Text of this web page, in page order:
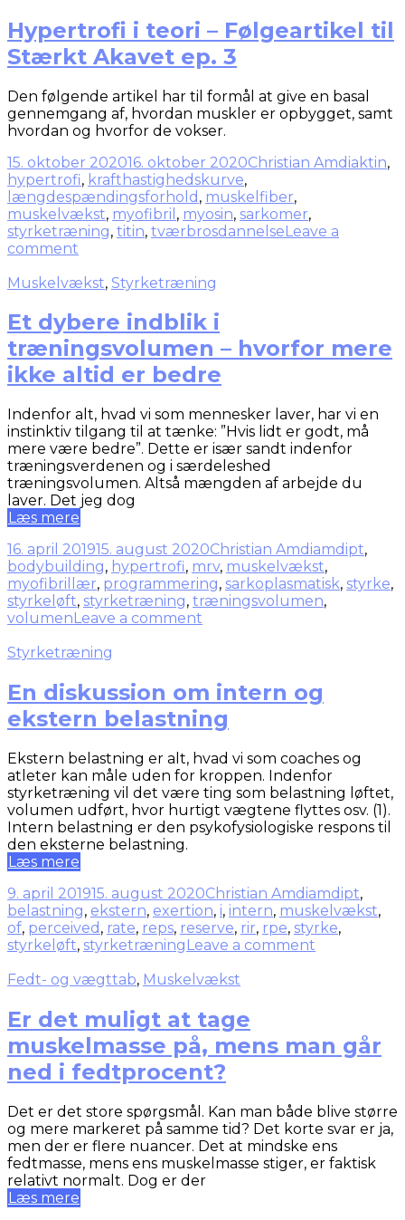
Hypertrofi i teori – Følgeartikel til
Stærkt Akavet ep. 3
Den følgende artikel har til formål at give en basal
gennemgang af, hvordan muskler er opbygget, samt
hvordan og hvorfor de vokser.
15. oktober 202016. oktober 2020Christian Amdiaktin,
hypertrofi, krafthastighedskurve,
længdespændingsforhold , muskelfiber,
muskelvækst, myofibril , myosin, sarkomer,
styrketræning, titin, tværbrosdannelseLeave a
comment
Muskelvækst, Styrketræning
Et dybere indblik i
træningsvolumen – hvorfor mere
ikke altid er bedre
Indenfor alt, hvad vi som mennesker laver, har vi en
instinktiv tilgang til at tænke: ”Hvis lidt er godt, må
mere være bedre”. Dette er især sandt indenfor
træningsverdenen og i særdeleshed
træningsvolumen. Altså mængden af arbejde du
laver. Det jeg dog
Læs mere
16. april 201915. august 2020Christian Amdiamdipt,
bodybuilding, hypertrofi, mrv, muskelvækst,
myofibrillær, programmering, sarkoplasmatisk, styrke,
styrkeløft, styrketræning, træningsvolumen,
volumen Leave a comment
Styrketræning
En diskussion om intern og
ekstern belastning
Ekstern belastning er alt, hvad vi som coaches og
atleter kan måle uden for kroppen. Indenfor
styrketræning vil det være ting som belastning løftet,
volumen udført, hvor hurtigt vægtene flyttes osv. (1).
Intern belastning er den psykofysiologiske respons til
den eksterne belastning.
Læs mere
9. april 201915. august 2020Christian Amdiamdipt,
belastning, ekstern, exertion, i, intern, muskelvækst,
of, perceived , rate, reps, reserve, rir, rpe, styrke,
styrkeløft, styrketræning Leave a comment
Fedt- og vægttab, Muskelvækst
Er det muligt at tage
muskelmasse på, mens man går
ned i fedtprocent?
Det er det store spørgsmål. Kan man både blive større
og mere markeret på samme tid? Det korte svar er ja,
men der er flere nuancer. Det at mindske ens
fedtmasse, mens ens muskelmasse stiger, er faktisk
relativt normalt. Dog er der
Læs mere